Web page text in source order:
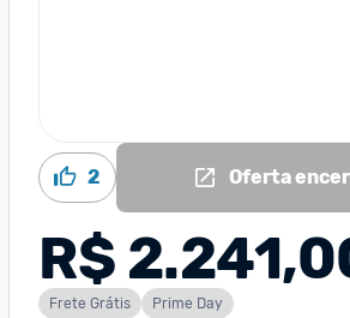
2 Oferta
R$
Frete Grátis Prime Day